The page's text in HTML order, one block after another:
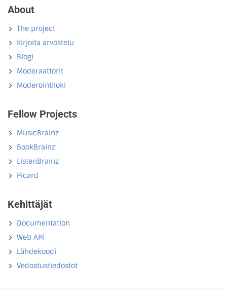
About
The project
Kirjoita arvostelu
Blogi
Moderaattorit
Moderointiloki
Fellow Projects
MusicBrainz
BookBrainz
ListenBrainz
Picard
Kehittäjät
Documentation
Web API
Lähdekoodi
Vedostustiedostot